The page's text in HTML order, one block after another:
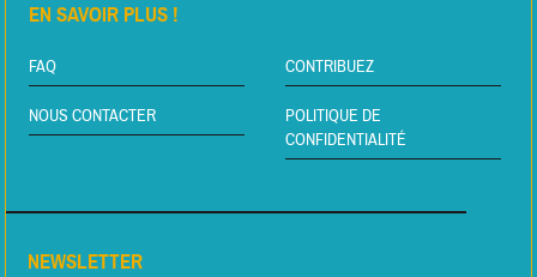
EN SAVOIR PLUS !
FAQ CONTRIBUEZ
NOUS CONTACTER
POLITIQUE DE
CONFIDENTIALITÉ
NEWSLETTER